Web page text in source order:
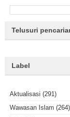
Telusuri
Label
Aktualisasi (291)
Wawasan Islam (264)